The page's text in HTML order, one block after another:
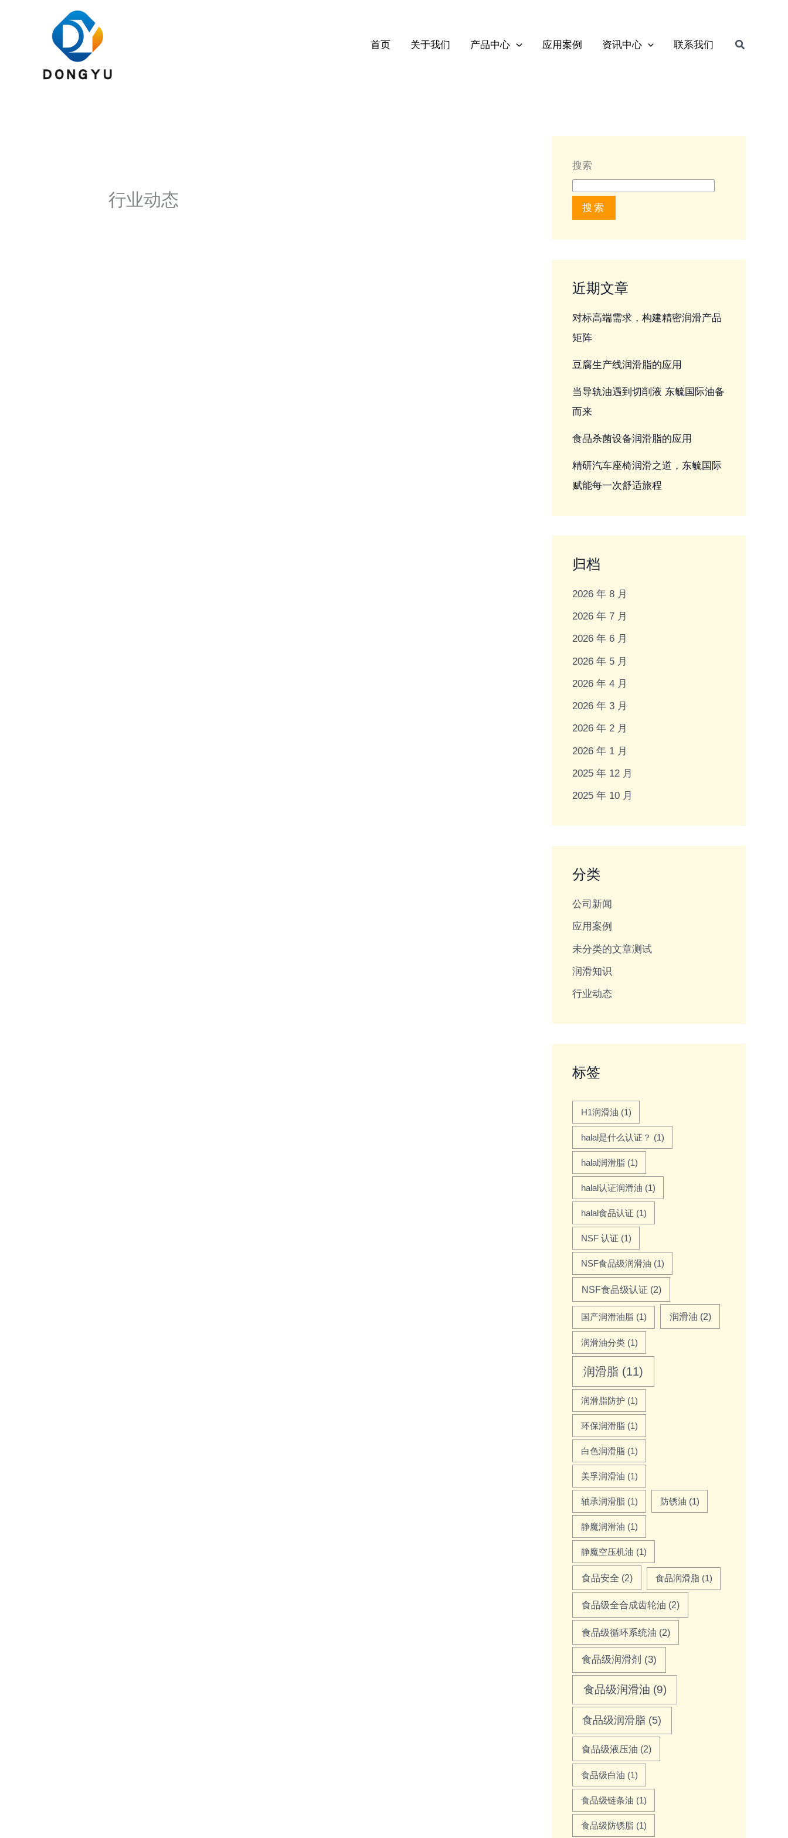
首页 关于我们 产品中心 应用案例 资讯中心 联系我们
搜
行业动态
搜索
搜索
近期文章
对标高端需求，构建精密润滑产品
矩阵
豆腐生产线润滑脂的应用
当导轨油遇到切削液 东毓国际油备
而来
食品杀菌设备润滑脂的应用
精研汽车座椅润滑之道，东毓国际
赋能每一次舒适旅程
归档
2026 年 8 月
2026 年 7 月
2026 年 6 月
2026 年 5 月
2026 年 4 月
2026 年 3 月
2026 年 2 月
2026 年 1 月
2025 年 12 月
2025 年 10 月
分类
公司新闻
应用案例
未分类的文章测试
润滑知识
行业动态
标签
H1润滑油 (1)
halal是什么认证？ (1)
halal润滑脂 (1)
halal认证润滑油 (1)
halal食品认证 (1)
NSF 认证 (1)
NSF食品级润滑油 (1)
NSF食品级认证 (2)
国产润滑油脂 (1) 润滑油 (2)
润滑油分类(1)
润滑脂 (11)
润滑脂防护 (1)
环保润滑脂 (1)
白色润滑脂 (1)
美孚润滑油 (1)
轴承润滑脂 (1) 防锈油 (1)
静魔润滑油 (1)
静魔空压机油 (1)
食品安全 (2) 食品润滑脂 (1)
食品级全合成齿轮油 (2)
食品级循环系统油 (2)
食品级润滑剂 (3)
食品级润滑油 (9)
食品级润滑脂 (5)
食品级液压油 (2)
食品级白油 (1)
食品级链条油 (1)
食品级防锈脂 (1)